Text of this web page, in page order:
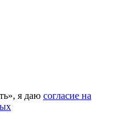
я даю согласие на